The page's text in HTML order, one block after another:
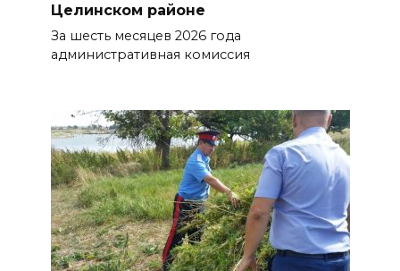
Целинском районе
За шесть месяцев 2026 года
административная комиссия